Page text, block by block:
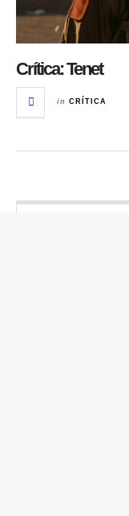
Crítica: Tenet
in CRÍTICA